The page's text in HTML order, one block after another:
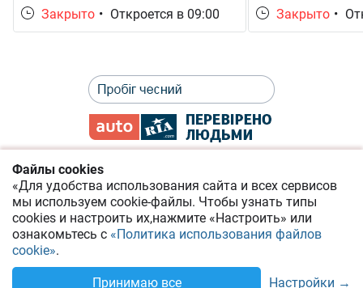
Позвонить
Закрыто • Откроется в 09:00 Закрыто •
Политика приватности
Соглашение о предоставлении онлайн-сервисов
Помощь по сайту AUTO.RIA
Файлы cookies
«Для удобства использования сайта и всех сервисов
мы используем cookie-файлы. Чтобы узнать типы
cookies и настроить их,нажмите «Настроить» или
ознакомьтесь с «Политика использования файлов
cookie».
Принимаю все Настройки →